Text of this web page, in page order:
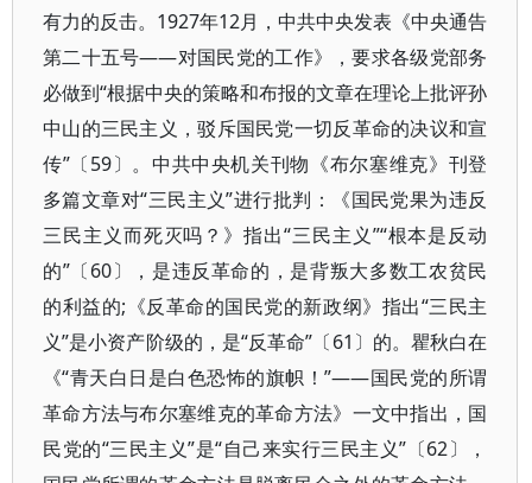
有力的反击。1927年12月，中共中央发表《中央通告
第二十五号——对国民党的工作》，要求各级党部务
必做到“根据中央的策略和布报的文章在理论上批评孙
中山的三民主义，驳斥国民党一切反革命的决议和宣
传”〔59〕。中共中央机关刊物《布尔塞维克》刊登
多篇文章对“三民主义”进行批判：《国民党果为违反
三民主义而死灭吗？》指出“三民主义”“根本是反动
的”〔60〕，是违反革命的，是背叛大多数工农贫民
的利益的;《反革命的国民党的新政纲》指出“三民主
义”是小资产阶级的，是“反革命”〔61〕的。瞿秋白在
《“青天白日是白色恐怖的旗帜！”——国民党的所谓
革命方法与布尔塞维克的革命方法》一文中指出，国
民党的“三民主义”是“自己来实行三民主义”〔62〕，